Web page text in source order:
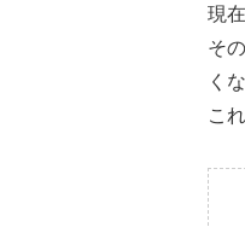
現
そ
く
こ